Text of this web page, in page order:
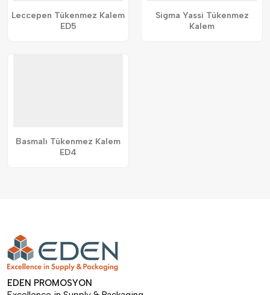
Leccepen Tükenmez Kalem
ED5
Sigma Yassi Tükenmez
Kalem
Basmalı Tükenmez Kalem
ED4
EDEN PROMOSYON